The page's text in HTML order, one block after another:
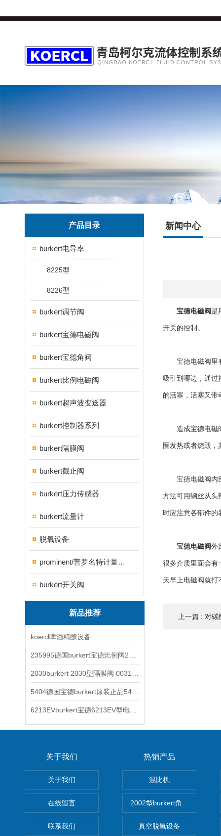
产品目录
burkert电导率
8225型
8226型
burkert调节阀
burkert宝德电磁阀
burkert宝德角阀
burkert比例电磁阀
burkert超声波变送器
burkert控制器系列
burkert隔膜阀
burkert截止阀
burkert压力传感器
burkert流量计
脱氧设备
prominent/普罗名特计量泵系列
burkert开关阀
新品推荐
koercl啤酒精酿设备
新闻中心
宝德电磁阀是
开关的控制。
宝德电磁阀里有
吸引到哪边，通过
的活塞，活塞又带
造成宝德电磁阀
圈发热或者烧毁
宝德电磁阀内部
方法可用钢丝从头
时应注意各部件的
宝德电磁阀外
很多介质里面会有
天早上电磁阀就打
上一篇 : 对碳
关于我们
关于我们
在线留言
联系我们
热销产品
混比机
2002型burkert角座阀
真空脱氧设备